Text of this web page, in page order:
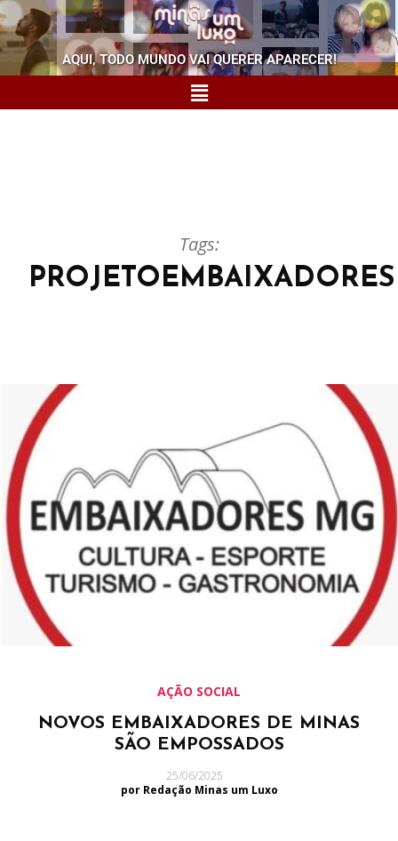
AQUI, TODO MUNDO VAI QUERER APARECER!
Tags:
PROJETOEMBAIXADORES
AÇÃO SOCIAL
NOVOS EMBAIXADORES DE MINAS
SÃO EMPOSSADOS
25/06/2025
por Redação Minas um Luxo